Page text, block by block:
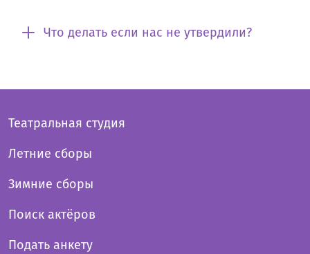
Что делать если нас не утвердили?
Театральная студия
Летние сборы
Зимние сборы
Поиск актёров
Подать анкету